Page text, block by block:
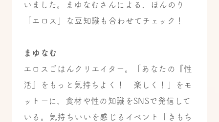
いました。まゆなむさんによる、ほんのり
「エロス」な豆知識も合わせてチェック！
まゆなむ
エロスごはんクリエイター。「あなたの『性
活』をもっと気持ちよく！ 楽しく！」をモ
ットーに、食材や性の知識をSNSで発信して
いる。気持ちいいを感じるイベント「きもち